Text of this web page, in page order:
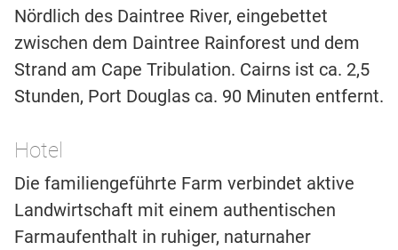
Nördlich des Daintree River, eingebettet
zwischen dem Daintree Rainforest und dem
Strand am Cape Tribulation. Cairns ist ca. 2,5
Stunden, Port Douglas ca. 90 Minuten entfernt.
Hotel
Die familiengeführte Farm verbindet aktive
Landwirtschaft mit einem authentischen
Farmaufenthalt in ruhiger, naturnaher